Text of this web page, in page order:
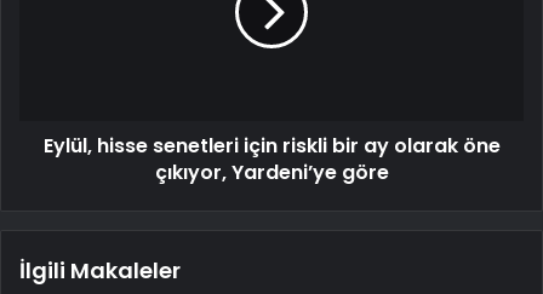
Eylül, hisse senetleri için riskli bir ay olarak öne
çıkıyor, Yardeni’ye göre
İlgili Makaleler